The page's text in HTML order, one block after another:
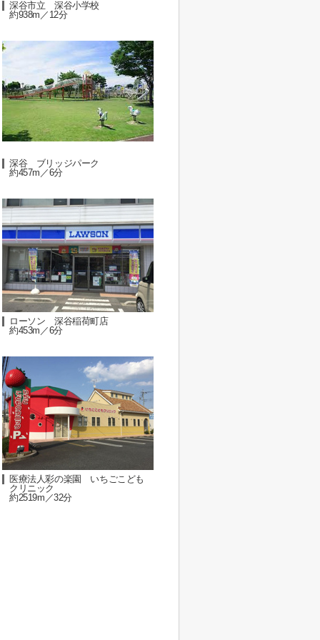
深谷市立 深谷小学校
約938m／12分
深谷 ブリッジパーク
約457m／6分
ローソン 深谷稲荷町店
約453m／6分
医療法人彩の楽園 いちごこども
クリニック
約2519m／32分